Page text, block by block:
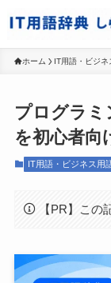
ホーム IT用語・ビジネ
プログラミ
を初心者向
IT用語・ビジネス用
【PR】この